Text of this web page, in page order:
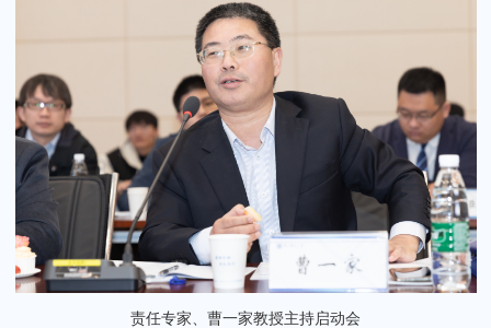
责任专家、曹一家教授主持启动会